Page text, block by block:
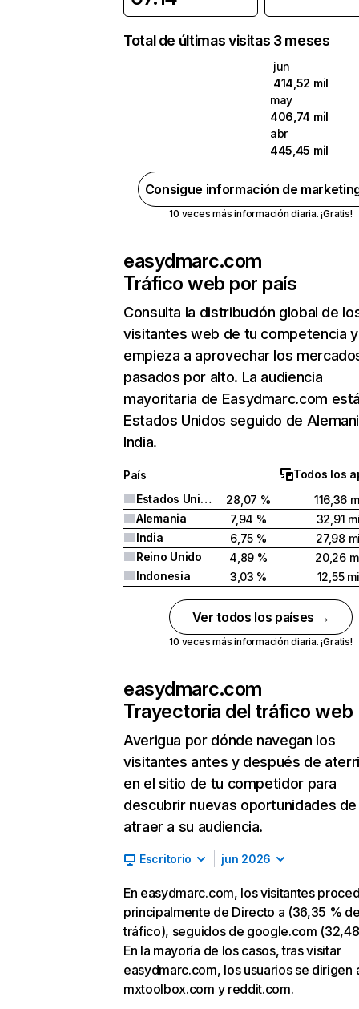
Total de últimas visitas 3 meses
jun
414,52 mil
may
406,74 mil
abr
445,45 mil
Consigue información de
10 veces más información diaria. ¡Gratis!
easydmarc.com
Tráfico web por país
Consulta la distribución global de
visitantes web de tu competencia y
empieza a aprovechar los
pasados por alto. La audiencia
mayoritaria de Easydmarc.com
Estados Unidos seguido de
India.
País
Todos los
Estados Unidos
28,07 %
116,36
Alemania
7,94 %
32,91
India
6,75 %
27,98
Reino Unido
4,89 %
20,26
Indonesia
3,03 % 12,55
Ver todos los países →
10 veces más información diaria. ¡Gratis!
easydmarc.com
Trayectoria del tráfico web
Averigua por dónde navegan los
visitantes antes y después de
en el sitio de tu competidor para
descubrir nuevas oportunidades de
atraer a su audiencia.
Escritorio jun 2026
En easydmarc.com, los visitantes
principalmente de Directo a (36,35 %
tráfico), seguidos de google.com
En la mayoría de los casos, tras visitar
easydmarc.com, los usuarios se dirigen
mxtoolbox.com y reddit.com.